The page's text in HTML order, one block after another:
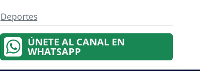
Deportes
ÚNETE AL CANAL EN
WHATSAPP